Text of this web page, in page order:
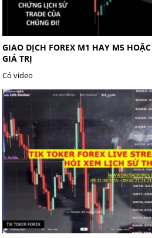
GIAO DỊCH FOREX M1 HAY M5
GIÁ TRỊ
Có video